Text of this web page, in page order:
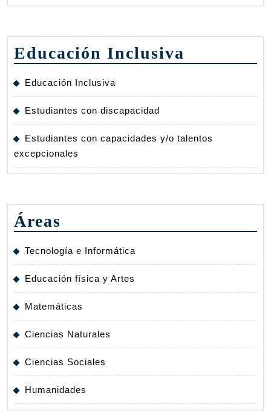
Educación Inclusiva
Educación Inclusiva
Estudiantes con discapacidad
Estudiantes con capacidades y/o talentos
excepcionales
Áreas
Tecnología e Informática
Educación física y Artes
Matemáticas
Ciencias Naturales
Ciencias Sociales
Humanidades